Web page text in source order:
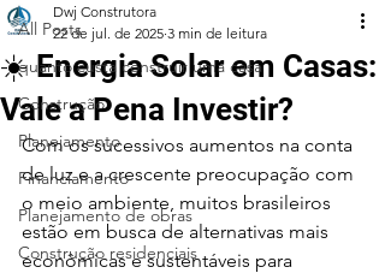
All Posts
quanto custa construir uma casa
Construção
Planejamento
Financiamento
Planejamento de obras
Construção residenciais
☀️ Energia Solar em Casas:
Vale a Pena Investir?
Dwj Construtora
22 de jul. de 2025 3 min de leitura
Com os sucessivos aumentos na conta
de luz e a crescente preocupação com
o meio ambiente, muitos brasileiros
estão em busca de alternativas mais
econômicas e sustentáveis para